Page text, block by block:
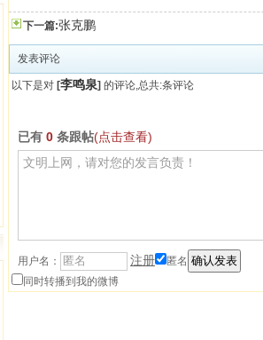
下一篇:张克鹏
发表评论
以下是对 [李鸣泉] 的评论,总共:条评论
已有 0 条跟帖(点击查看)
用户名： 注册
匿名
同时转播到我的微博